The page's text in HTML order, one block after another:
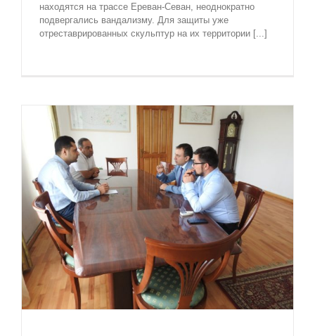
находятся на трассе Ереван-Севан, неоднократно
подвергались вандализму. Для защиты уже
отреставрированных скульптур на их территории [...]